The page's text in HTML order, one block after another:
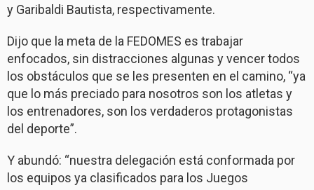
y Garibaldi Bautista, respectivamente.
Dijo que la meta de la FEDOMES es trabajar
enfocados, sin distracciones algunas y vencer todos
los obstáculos que se les presenten en el camino, “ya
que lo más preciado para nosotros son los atletas y
los entrenadores, son los verdaderos protagonistas
del deporte”.
Y abundó: “nuestra delegación está conformada por
los equipos ya clasificados para los Juegos